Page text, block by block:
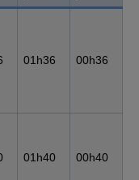
01h36 00h36
01h40 00h40